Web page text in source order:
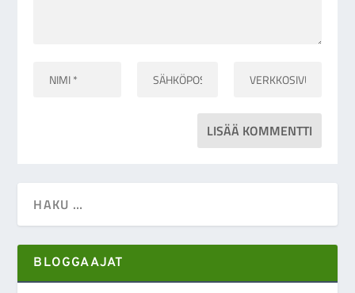
BLOGGAAJAT